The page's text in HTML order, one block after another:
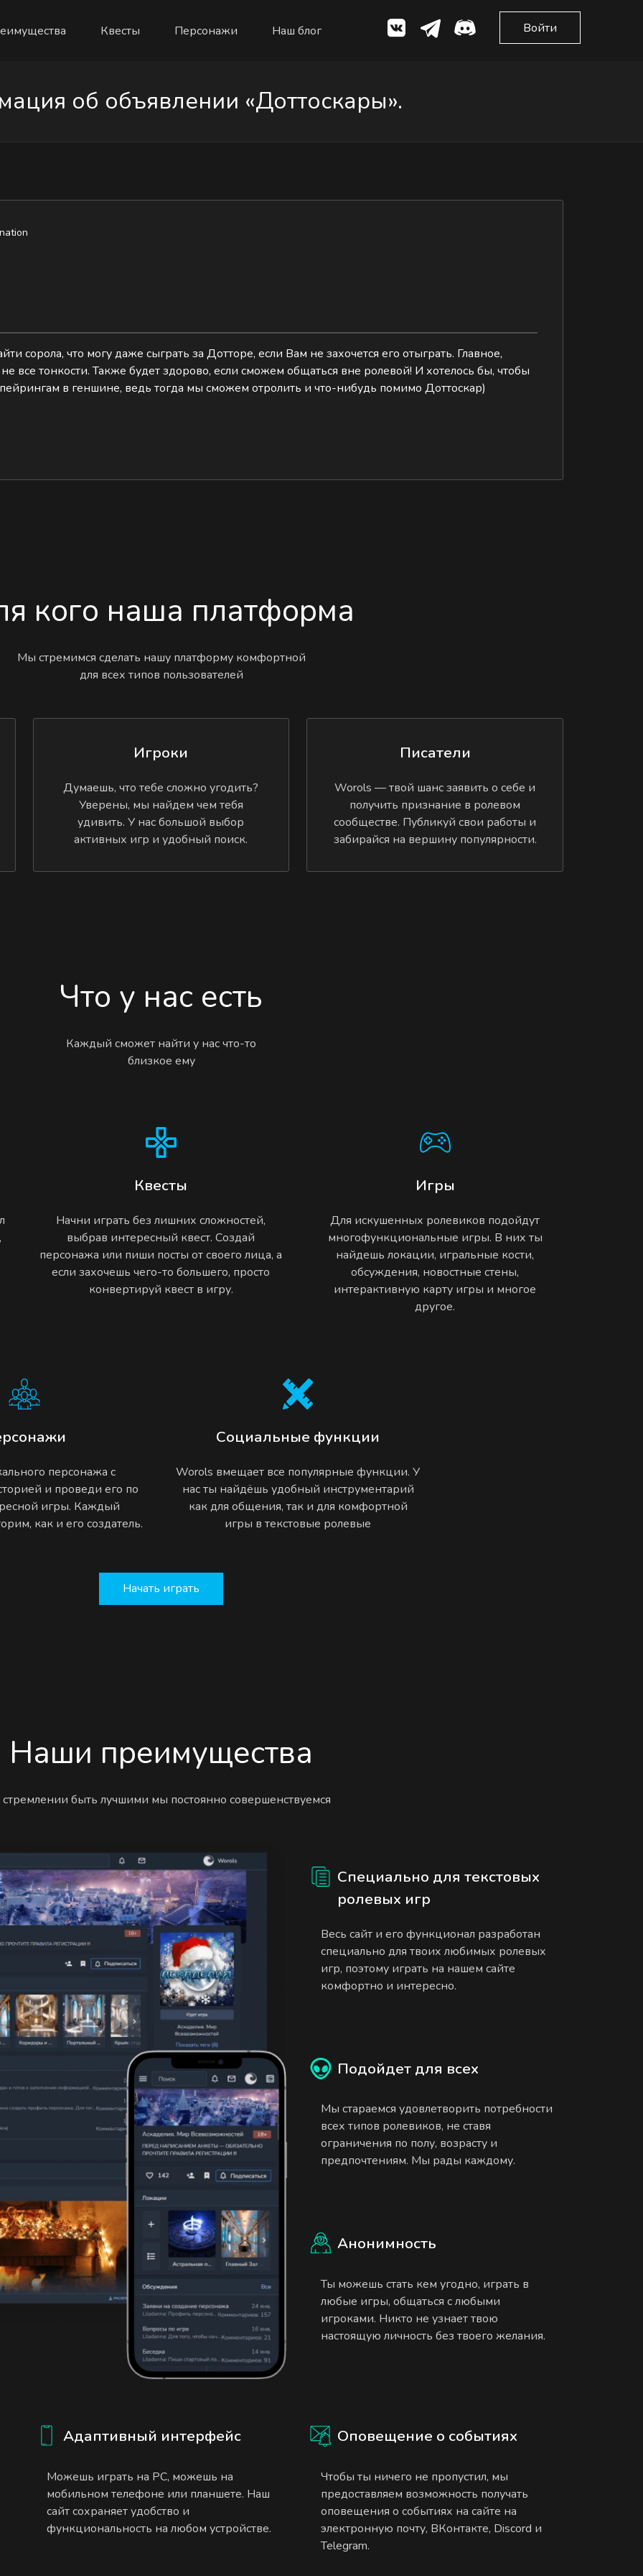
Квесты Персонажи Наш блог Войти
об объявлении «Доттоскары».
сорола, что могу даже сыграть за Дотторе, если Вам не захочется его отыграть. Главное,
все тонкости. Также будет здорово, если сможем общаться вне ролевой! И хотелось бы, чтобы
в геншине, ведь тогда мы сможем отролить и что-нибудь помимо Доттоскар)
кого наша платформа
Мы стремимся сделать нашу платформу комфортной
для всех типов пользователей
Игроки
Думаешь, что тебе сложно угодить?
Уверены, мы найдем чем тебя
удивить. У нас большой выбор
активных игр и удобный поиск.
Писатели
Worols — твой шанс заявить о себе и
получить признание в ролевом
сообществе. Публикуй свои работы и
забирайся на вершину популярности.
Что у нас есть
Каждый сможет найти у нас что-то
близкое ему
Квесты
Начни играть без лишних сложностей,
выбрав интересный квест. Создай
персонажа или пиши посты от своего лица, а
если захочешь чего-то большего, просто
конвертируй квест в игру.
Игры
Для искушенных ролевиков подойдут
многофункциональные игры. В них ты
найдешь локации, игральные кости,
обсуждения, новостные стены,
интерактивную карту игры и многое
другое.
персонажа с
и проведи его по
игры. Каждый
как и его создатель.
Социальные функции
Worols вмещает все популярные функции. У
нас ты найдёшь удобный инструментарий
как для общения, так и для комфортной
игры в текстовые ролевые
Начать играть
Наши преимущества
быть лучшими мы постоянно совершенствуемся
Специально для текстовых
ролевых игр
Весь сайт и его функционал разработан
специально для твоих любимых ролевых
игр, поэтому играть на нашем сайте
комфортно и интересно.
Подойдет для всех
Мы стараемся удовлетворить потребности
всех типов ролевиков, не ставя
ограничения по полу, возрасту и
предпочтениям. Мы рады каждому.
Анонимность
Ты можешь стать кем угодно, играть в
любые игры, общаться с любыми
игроками. Никто не узнает твою
настоящую личность без твоего желания.
Адаптивный интерфейс
Можешь играть на PC, можешь на
мобильном телефоне или планшете. Наш
сайт сохраняет удобство и
функциональность на любом устройстве.
Оповещение о событиях
Чтобы ты ничего не пропустил, мы
предоставляем возможность получать
оповещения о событиях на сайте на
электронную почту, ВКонтакте, Discord и
Telegram.